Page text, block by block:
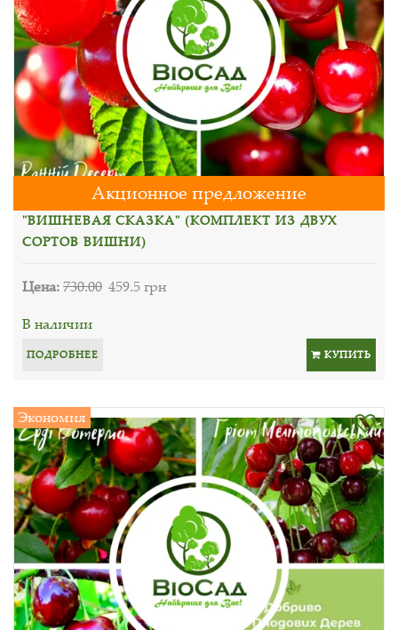
Акционное предложение
"ВИШНЕВАЯ СКАЗКА" (КОМПЛЕКТ ИЗ ДВУХ
СОРТОВ ВИШНИ)
Цена:730.00 459.5 грн
В наличии
ПОДРОБНЕЕ КУПИТЬ
Экономия